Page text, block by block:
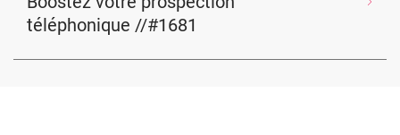
téléphonique //#1681